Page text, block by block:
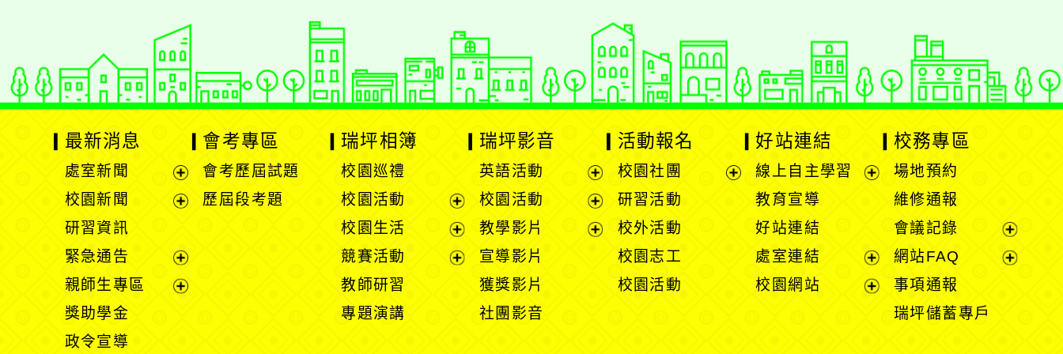
最新消息
處室新聞
展
單
校園新聞
開
選
單
研習資訊
緊急通告
展
開
親師生專區
獎助學金
政令宣導
會考專區
會考歷屆試題
歷屆段考題
瑞坪相簿
校園巡禮
校園活動
展
開
選
校園生活
展
開
競賽活動
教師研習
專題演講
瑞坪影音
英語活動
展
選
校園活動
展
開
教學影片
宣導影片
獲獎影片
社團影音
活動報名
校園社團
研習活動
校外活動
校園志工
校園活動
好站連結
線上自主學習
單
教育宣導
好站連結
處室連結
展
開
校園網站
校務專區
場地預約
維修通報
會議記錄
展
開
網站FAQ
事項通報
瑞坪儲蓄專戶